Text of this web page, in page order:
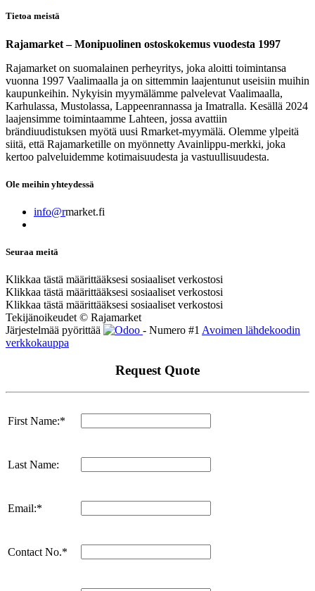
Tietoa meistä
Rajamarket – Monipuolinen ostoskokemus vuodesta 1997
Rajamarket on suomalainen perheyritys, joka aloitti toimintansa
vuonna 1997 Vaalimaalla ja on sittemmin laajentunut useisiin muihin
kaupunkeihin. Nykyisin myymälämme palvelevat Vaalimaalla,
Karhulassa, Mustolassa, Lappeenrannassa ja Imatralla. Kesällä 2024
laajensimme toimintaamme Lahteen, jossa avattiin
brändiuudistuksen myötä uusi Rmarket-myymälä. Olemme ylpeitä
siitä, että Rajamarketille on myönnetty Avainlippu-merkki, joka
kertoo palveluidemme kotimaisuudesta ja vastuullisuudesta.
Ole meihin yhteydessä
info@rmarket.fi
Seuraa meitä
Klikkaa tästä määrittääksesi sosiaaliset verkostosi
Klikkaa tästä määrittääksesi sosiaaliset verkostosi
Klikkaa tästä määrittääksesi sosiaaliset verkostosi
Tekijänoikeudet © Rajamarket
Järjestelmää pyörittää
- Numero #1 Avoimen lähdekoodin
verkkokauppa
Request Quote
First Name:*
Last Name:
Email:*
Contact No.*